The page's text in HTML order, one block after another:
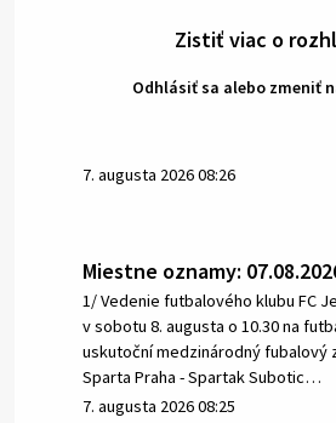
Zistiť viac o
Odhlásiť sa alebo zmeniť
7. augusta 2026 08:26
Miestne oznamy:
1/ Vedenie futbalového klubu FC
v sobotu 8. augusta o 10.30 na
uskutoční medzinárodný fubalový
Sparta Praha - Spartak Subotic…
7. augusta 2026 08:25